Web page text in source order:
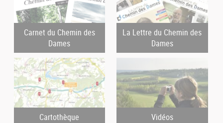
Carnet du Chemin des
Dames
La Lettre du Chemin des
Dames
Cartothèque Vidéos